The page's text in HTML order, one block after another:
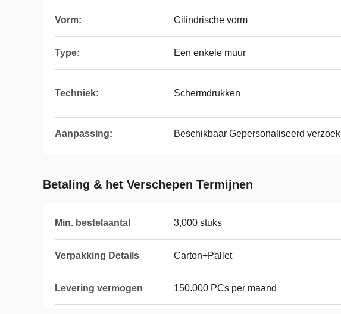
Vorm: Cilindrische vorm
Type: Een enkele muur
Techniek: Schermdrukken
Aanpassing: Beschikbaar Gepersonaliseerd verzoek
Betaling & het Verschepen Termijnen
Min. bestelaantal 3,000 stuks
Verpakking Details Carton+Pallet
Levering vermogen 150.000 PCs per maand